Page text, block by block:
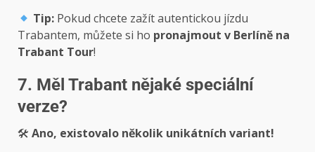
Tip: Pokud chcete zažít autentickou jízdu
Trabantem, můžete si ho pronajmout v Berlíně na
Trabant Tour!
7. Měl Trabant nějaké speciální
verze?
🛠 Ano, existovalo několik unikátních variant!